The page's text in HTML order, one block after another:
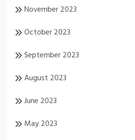
November 2023
October 2023
September 2023
August 2023
June 2023
May 2023